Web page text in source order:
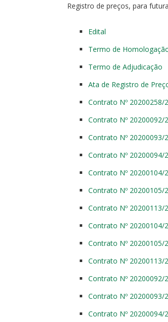
Registro de preços, para
Edital
Termo de
Termo de Adjudicação
Ata de Registro de
Contrato Nº 20200258/
Contrato Nº 20200092/
Contrato Nº 20200093/
Contrato Nº 20200094/
Contrato Nº 20200104/
Contrato Nº 20200105/
Contrato Nº 20200113/
Contrato Nº 20200104/
Contrato Nº 20200105/
Contrato Nº 20200113/
Contrato Nº 20200092/
Contrato Nº 20200093/
Contrato Nº 20200094/